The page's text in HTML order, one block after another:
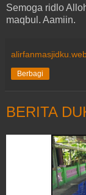
Semoga ridlo
maqbul. Aamiin.
Berbagi
BERITA